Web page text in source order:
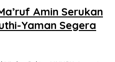
Amin Serukan
Yaman Segera